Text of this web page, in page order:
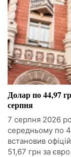
Долар по 44,97
серпня
7 серпня 2026
середньому по
встановив
51,67 грн за євро.